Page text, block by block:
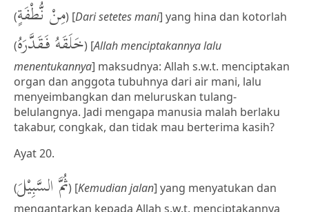
(مِنْ نُّطْفَةٍ) [Dari setetes mani] yang hina dan kotorlah
(خَلَقَهُ فَقَدَّرَهُ) [Allah menciptakannya lalu
menentukannya] maksudnya: Allah s.w.t. menciptakan
organ dan anggota tubuhnya dari air mani, lalu
menyeimbangkan dan meluruskan tulang-
belulangnya. Jadi mengapa manusia malah berlaku
takabur, congkak, dan tidak mau berterima kasih?
Ayat 20.
(ثُمَّ السَّبِيْلَ) [Kemudian jalan] yang menyatukan dan
mengantarkan kepada Allah s.w.t. menciptakannya